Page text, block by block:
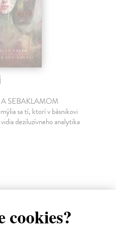
cookies?
SEBAKLAMOM
sa tí, ktorí v básnikovi
deziluzívneho analytika